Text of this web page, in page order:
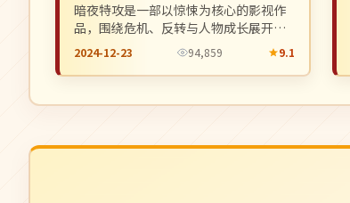
暗夜特攻是一部以惊悚为核心的影视作
品，围绕危机、反转与人物成长展开，
整体节奏紧凑，值得推荐观看。
2024-12-23 94,859 9.1